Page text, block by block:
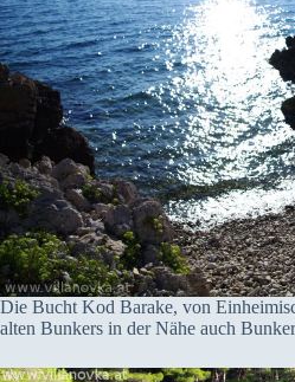
Die Bucht Kod Barake, von
alten Bunkers in der Nähe auch